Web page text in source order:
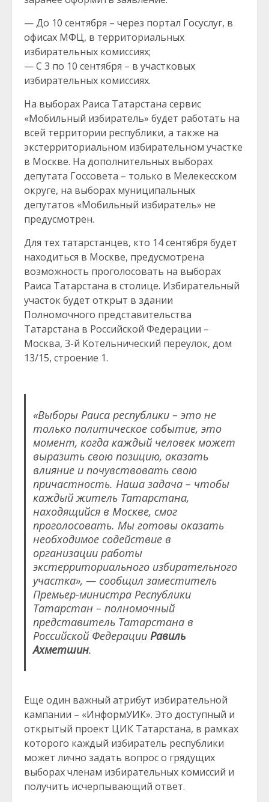
— До 10 сентября – через портал Госуслуг, в
офисах МФЦ, в территориальных
избирательных комиссиях;
— С 3 по 10 сентября – в участковых
избирательных комиссиях.
На выборах Раиса Татарстана сервис
«Мобильный избиратель» будет работать на
всей территории республики, а также на
экстерриториальном избирательном участке
в Москве. На дополнительных выборах
депутата Госсовета – только в Мелекесском
округе, на выборах муниципальных
депутатов «Мобильный избиратель» не
предусмотрен.
Для тех татарстанцев, кто 14 сентября будет
находиться в Москве, предусмотрена
возможность проголосовать на выборах
Раиса Татарстана в столице. Избирательный
участок будет открыт в здании
Полномочного представительства
Татарстана в Российской Федерации –
Москва, 3-й Котельнический переулок, дом
13/15, строение 1.
«Выборы Раиса республики – это не
только политическое событие, это
момент, когда каждый человек может
выразить свою позицию, оказать
влияние и почувствовать свою
причастность. Наша задача – чтобы
каждый житель Татарстана,
находящийся в Москве, смог
проголосовать. Мы готовы оказать
необходимое содействие в
организации работы
экстерриториального избирательного
участка», — сообщил заместитель
Премьер-министра Республики
Татарстан – полномочный
представитель Татарстана в
Российской Федерации Равиль
Ахметшин.
Еще один важный атрибут избирательной
кампании – «ИнформУИК». Это доступный и
открытый проект ЦИК Татарстана, в рамках
которого каждый избиратель республики
может лично задать вопрос о грядущих
выборах членам избирательных комиссий и
получить исчерпывающий ответ.